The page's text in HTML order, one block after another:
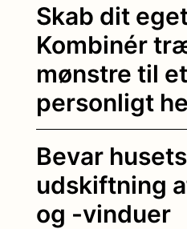
Skab dit
Kombinér
mønstre til
personligt
Bevar
udskiftning
og -vinduer